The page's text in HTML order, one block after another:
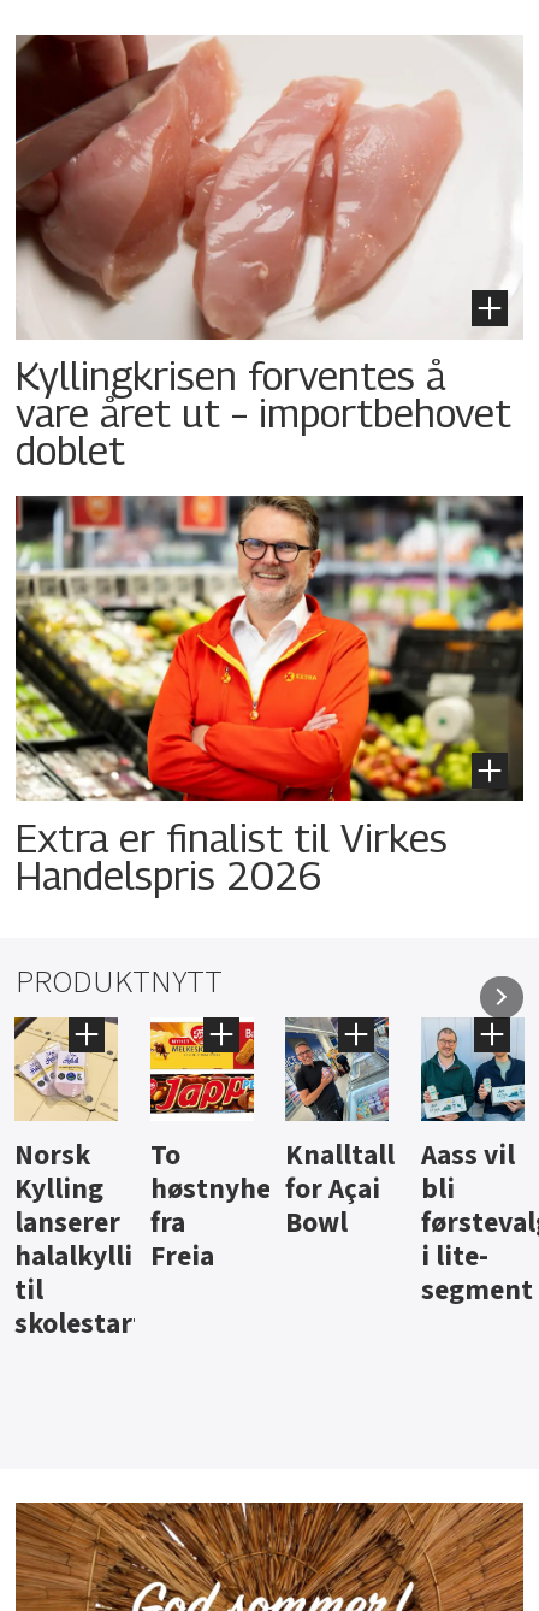
Kyllingkrisen forventes å
vare året ut – importbehovet
doblet
Extra er finalist til Virkes
Handelspris 2026
PRODUKTNYTT
Knalltall
for Açai
Bowl
Aass vil
bli
førstevalg
i lite-
Brus og
jus fra
Berentsen
Hard
iste fra
Hansa